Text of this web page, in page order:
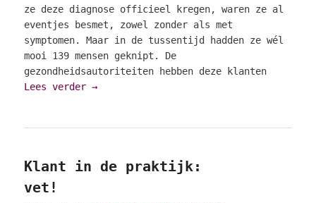
ze deze diagnose officieel kregen, waren ze al
eventjes besmet, zowel zonder als met
symptomen. Maar in de tussentijd hadden ze wél
mooi 139 mensen geknipt. De
gezondheidsautoriteiten hebben deze klanten
Lees verder→
Klant in de praktijk:
vet!